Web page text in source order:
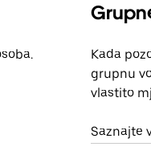
Kada
grupnu
vlastito
Saznajte